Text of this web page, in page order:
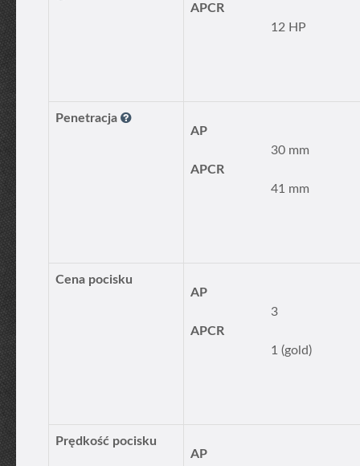
APCR
12 HP
Penetracja
AP
30 mm
APCR
41 mm
Cena pocisku
AP
3
APCR
1 (gold)
Prędkość pocisku
AP